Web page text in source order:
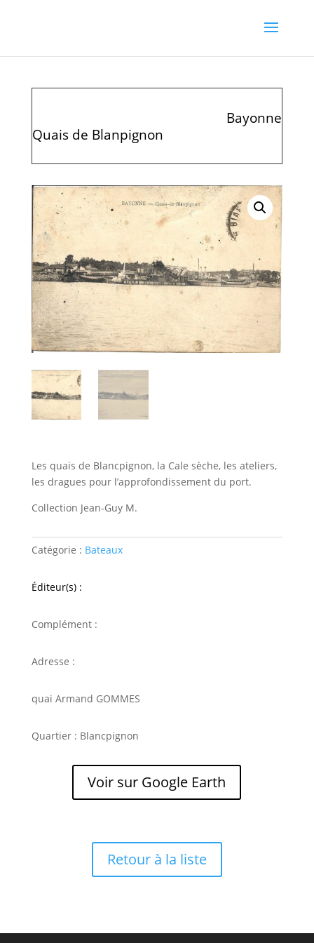
Bayonne
Quais de Blanpignon
Les quais de Blancpignon, la Cale sèche, les ateliers,
les dragues pour l’approfondissement du port.
Collection Jean-Guy M.
Catégorie : Bateaux
Éditeur(s) :
Complément :
Adresse :
quai Armand GOMMES
Quartier : Blancpignon
Voir sur Google Earth
Retour à la liste